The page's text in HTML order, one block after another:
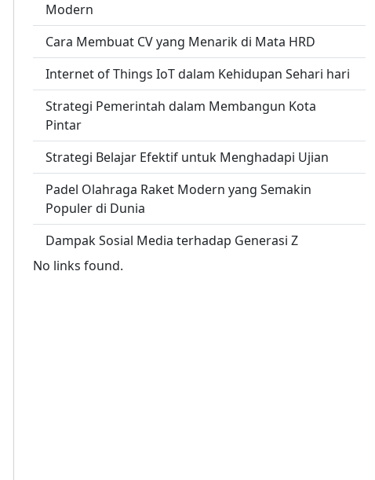
Modern
Cara Membuat CV yang Menarik di Mata HRD
Internet of Things IoT dalam Kehidupan Sehari hari
Strategi Pemerintah dalam Membangun Kota
Pintar
Strategi Belajar Efektif untuk Menghadapi Ujian
Padel Olahraga Raket Modern yang Semakin
Populer di Dunia
Dampak Sosial Media terhadap Generasi Z
No links found.